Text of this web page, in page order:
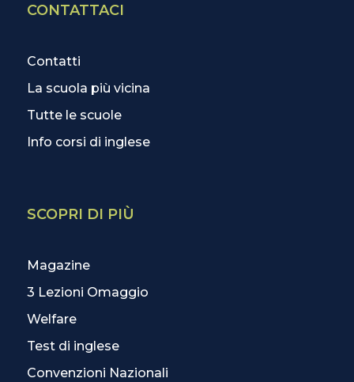
CONTATTACI
Contatti
La scuola più vicina
Tutte le scuole
Info corsi di inglese
SCOPRI DI PIÙ
Magazine
3 Lezioni Omaggio
Welfare
Test di inglese
Convenzioni Nazionali